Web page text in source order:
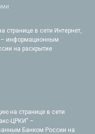
в сети Интернет,
информационным
на раскрытие
на странице в сети
ЦРКИ" –
Банком России на